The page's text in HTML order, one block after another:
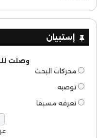
إستبيان
وصلت
محركات البحث
توصيه
تعرفه مسبقا